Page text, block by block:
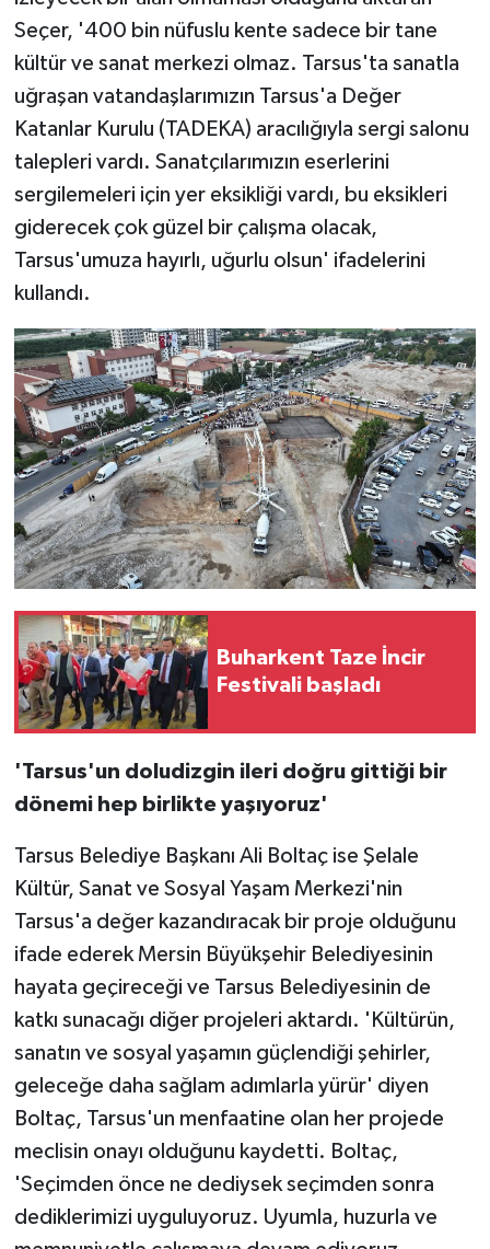
Seçer, '400 bin nüfuslu kente sadece bir tane
kültür ve sanat merkezi olmaz. Tarsus'ta sanatla
uğraşan vatandaşlarımızın Tarsus'a Değer
Katanlar Kurulu (TADEKA) aracılığıyla sergi salonu
talepleri vardı. Sanatçılarımızın eserlerini
sergilemeleri için yer eksikliği vardı, bu eksikleri
giderecek çok güzel bir çalışma olacak,
Tarsus'umuza hayırlı, uğurlu olsun' ifadelerini
kullandı.
Buharkent Taze İncir
Festivali başladı
'Tarsus'un doludizgin ileri doğru gittiği bir
dönemi hep birlikte yaşıyoruz'
Tarsus Belediye Başkanı Ali Boltaç ise Şelale
Kültür, Sanat ve Sosyal Yaşam Merkezi'nin
Tarsus'a değer kazandıracak bir proje olduğunu
ifade ederek Mersin Büyükşehir Belediyesinin
hayata geçireceği ve Tarsus Belediyesinin de
katkı sunacağı diğer projeleri aktardı. 'Kültürün,
sanatın ve sosyal yaşamın güçlendiği şehirler,
geleceğe daha sağlam adımlarla yürür' diyen
Boltaç, Tarsus'un menfaatine olan her projede
meclisin onayı olduğunu kaydetti. Boltaç,
'Seçimden önce ne dediysek seçimden sonra
dediklerimizi uyguluyoruz. Uyumla, huzurla ve